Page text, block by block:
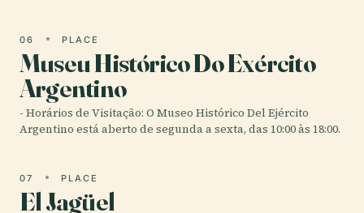
06 PLACE
Museu Histórico Do Exército
Argentino
- Horários de Visitação: O Museo Histórico Del Ejército
Argentino está aberto de segunda a sexta, das 10:00 às 18:00.
07 PLACE
El Jagüel